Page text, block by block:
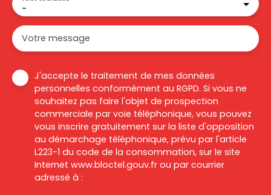
-
Votre message
J'accepte le traitement de mes données
personnelles conformément au RGPD. Si vous ne
souhaitez pas faire l'objet de prospection
commerciale par voie téléphonique, vous pouvez
vous inscrire gratuitement sur la liste d'opposition
au démarchage téléphonique, prévu par l'article
L223-1 du code de la consommation, sur le site
Internet www.bloctel.gouv.fr ou par courrier
adressé à :